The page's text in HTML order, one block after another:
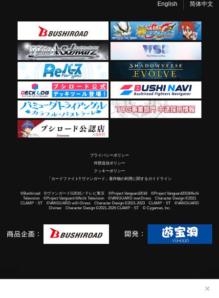
✕
English 简体中文
プライバシーポリシー
外部送信ポリシー
クッキーポリシー
「カードファイト!! ヴァンガード」著作物の利用に関するガイドライン
©Bushiroad ©ヴァンガードG2016／テレビ東京 ©Project Vanguard2018 ©Project Vanguard2019/Aichi
Television ©Project Vanguard if/Aichi Television ©VANGUARD overDress Character Design ©2021
CLAMP・ST ©VANGUARD will+Dress Character Design ©2021-2023 CLAMP・ST ©VANGUARD
Divinez Character Design ©2021-2026 CLAMP・ST © Cygames, Inc.